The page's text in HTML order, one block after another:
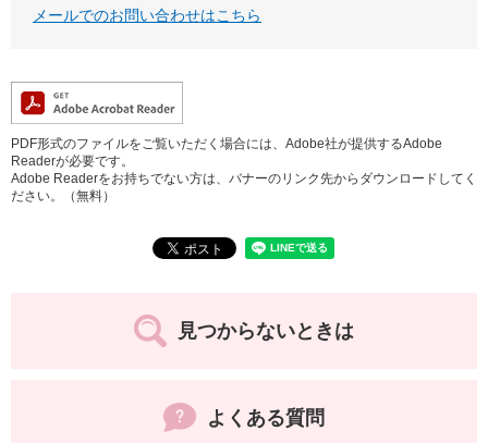
メールでのお問い合わせはこちら
PDF形式のファイルをご覧いただく場合には、Adobe社が提供するAdobe
Readerが必要です。
Adobe Readerをお持ちでない方は、バナーのリンク先からダウンロードしてく
ださい。（無料）
見つからないときは
よくある質問